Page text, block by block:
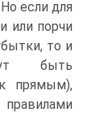
если для
или порчи
то и
быть
к прямым),